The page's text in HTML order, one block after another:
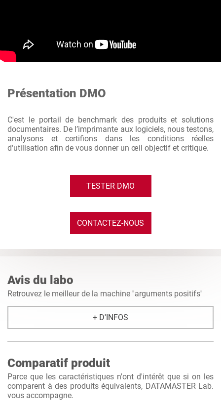
Présentation DMO
C'est le portail de benchmark des produits et solutions
documentaires. De l’imprimante aux logiciels, nous testons,
analysons et certifions dans les conditions réelles
d'utilisation afin de vous donner un œil objectif et critique.
TESTER DMO
CONTACTEZ-NOUS
Avis du labo
Retrouvez le meilleur de la machine ''arguments positifs''
+ D'INFOS
Comparatif produit
Parce que les caractéristiques n'ont d'intérêt que si on les
comparent à des produits équivalents, DATAMASTER Lab.
vous accompagne.